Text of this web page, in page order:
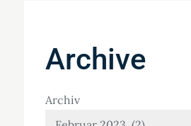
Archive
Archiv